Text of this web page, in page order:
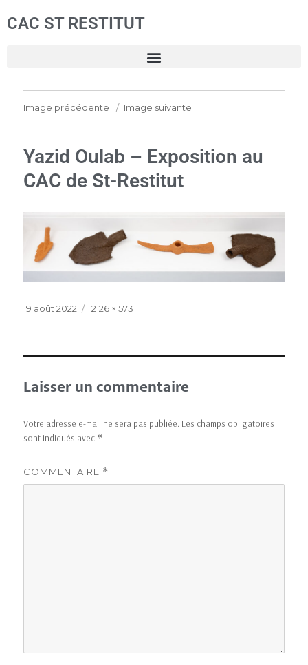
CAC ST RESTITUT
Image précédente Image suivante
Yazid Oulab – Exposition au
CAC de St-Restitut
19 août 2022 2126 × 573
Laisser un commentaire
Votre adresse e-mail ne sera pas publiée. Les champs obligatoires
sont indiqués avec *
COMMENTAIRE *